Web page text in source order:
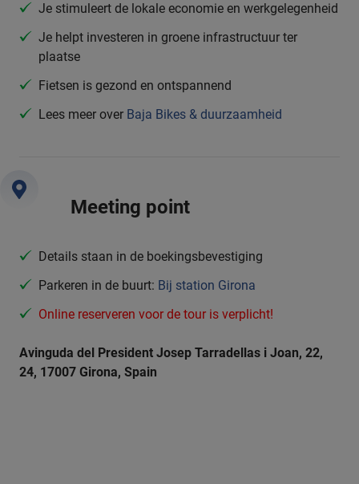
Je stimuleert de lokale economie en werkgelegenheid
Je helpt investeren in groene infrastructuur ter
plaatse
Fietsen is gezond en ontspannend
Lees meer over Baja Bikes & duurzaamheid
Meeting point
Details staan in de boekingsbevestiging
Parkeren in de buurt: Bij station Girona
Online reserveren voor de tour is verplicht!
Avinguda del President Josep Tarradellas i Joan, 22,
24, 17007 Girona, Spain